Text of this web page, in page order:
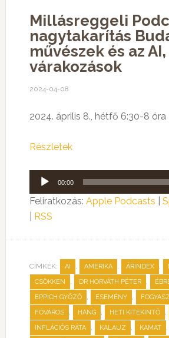
Millásreggeli
nagytakarítás
művészek és az
várakozások
2024-04-08
2024. április 8., hétfő 6:30-8 óra
Részletek
Audió
lejátszó
00:00
Feliratkozás: Apple Podcasts
RSS
CÍMKÉK: AI , AMERIKA , ÁRINDEX ,
CSÖKKEN , DR HORVÁTH PÉTER ,
EPPICH GYŐZŐ , ESEMÉNY ,
FŐVÁROS , HANG , HETI KITEKINTŐ ,
INFLÁCIÓS RÁTA , KALAUZ , KAMAT ,